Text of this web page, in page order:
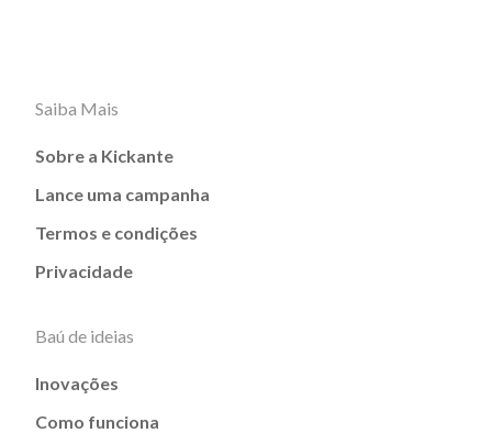
Saiba Mais
Sobre a Kickante
Lance uma campanha
Termos e condições
Privacidade
Baú de ideias
Inovações
Como funciona